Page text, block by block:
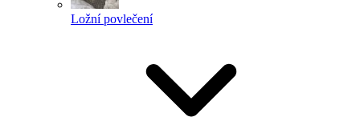
Ložní povlečení